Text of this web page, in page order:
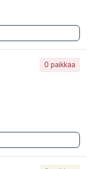
0 paikkaa